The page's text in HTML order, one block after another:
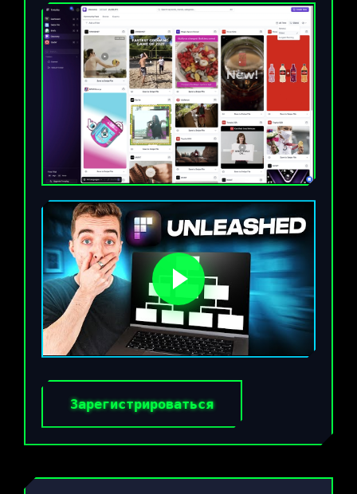
Зарегистрироваться